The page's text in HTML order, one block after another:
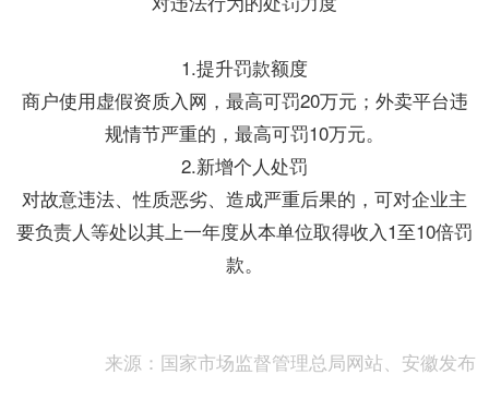
1.提升罚款额度
商户使用虚假资质入网，最高可罚20万元；外卖平台违
规情节严重的，最高可罚10万元。
2.新增个人处罚
对故意违法、性质恶劣、造成严重后果的，可对企业主
要负责人等处以其上一年度从本单位取得收入1至10倍罚
款。
来源：国家市场监督管理总局网站、安徽发布